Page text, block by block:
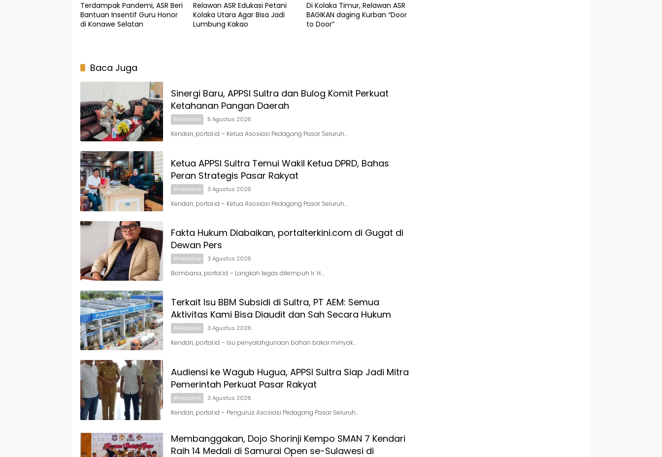
Terdampak Pandemi, ASR Beri
Bantuan Insentif Guru Honor
di Konawe Selatan
Relawan ASR Edukasi Petani
Kolaka Utara Agar Bisa Jadi
Lumbung Kakao
Di Kolaka Timur, Relawan ASR
BAGIKAN daging Kurban “Door
to Door”
Baca Juga
Sinergi Baru, APPSI Sultra dan Bulog Komit Perkuat
Ketahanan Pangan Daerah
#Headline 5 Agustus 2026
Kendari, portal.id – Ketua Asosiasi Pedagang Pasar Seluruh…
Ketua APPSI Sultra Temui Wakil Ketua DPRD, Bahas
Peran Strategis Pasar Rakyat
#Headline 3 Agustus 2026
Kendari, portal.id – Ketua Asosiasi Pedagang Pasar Seluruh…
Fakta Hukum Diabaikan, portalterkini.com di Gugat di
Dewan Pers
#Headline 3 Agustus 2026
Bombana, portal.id – Langkah tegas ditempuh Ir. H….
Terkait Isu BBM Subsidi di Sultra, PT AEM: Semua
Aktivitas Kami Bisa Diaudit dan Sah Secara Hukum
#Headline 3 Agustus 2026
Kendari, portal.id – Isu penyalahgunaan bahan bakar minyak…
Audiensi ke Wagub Hugua, APPSI Sultra Siap Jadi Mitra
Pemerintah Perkuat Pasar Rakyat
#Headline 3 Agustus 2026
Kendari, portal.id – Pengurus Asosiasi Pedagang Pasar Seluruh…
Membanggakan, Dojo Shorinji Kempo SMAN 7 Kendari
Raih 14 Medali di Samurai Open se-Sulawesi di